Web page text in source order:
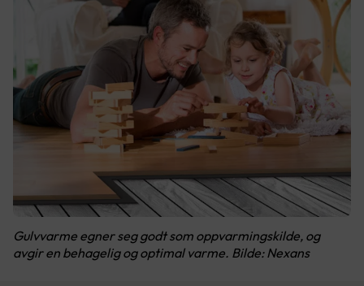
Gulvvarme egner seg godt som oppvarmingskilde, og
avgir en behagelig og optimal varme. Bilde: Nexans